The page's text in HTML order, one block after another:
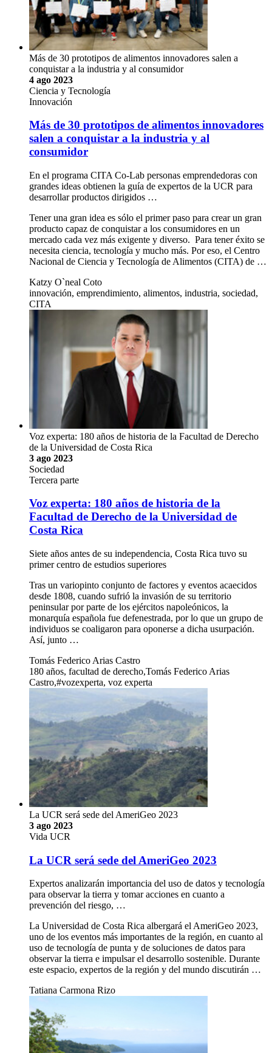
Más de 30 prototipos de alimentos innovadores salen a
conquistar a la industria y al consumidor
4 ago 2023
Ciencia y Tecnología
Innovación
Más de 30 prototipos de alimentos innovadores
salen a conquistar a la industria y al
consumidor
En el programa CITA Co-Lab personas emprendedoras con
grandes ideas obtienen la guía de expertos de la UCR para
desarrollar productos dirigidos …
Tener una gran idea es sólo el primer paso para crear un gran
producto capaz de conquistar a los consumidores en un
mercado cada vez más exigente y diverso. Para tener éxito se
necesita ciencia, tecnología y mucho más. Por eso, el Centro
Nacional de Ciencia y Tecnología de Alimentos (CITA) de …
Katzy O`neal Coto
innovación, emprendimiento, alimentos, industria, sociedad,
CITA
Voz experta: 180 años de historia de la Facultad de Derecho
de la Universidad de Costa Rica
3 ago 2023
Sociedad
Tercera parte
Voz experta: 180 años de historia de la
Facultad de Derecho de la Universidad de
Costa Rica
Siete años antes de su independencia, Costa Rica tuvo su
primer centro de estudios superiores
Tras un variopinto conjunto de factores y eventos acaecidos
desde 1808, cuando sufrió la invasión de su territorio
peninsular por parte de los ejércitos napoleónicos, la
monarquía española fue defenestrada, por lo que un grupo de
individuos se coaligaron para oponerse a dicha usurpación.
Así, junto …
Tomás Federico Arias Castro
180 años, facultad de derecho,Tomás Federico Arias
Castro,#vozexperta, voz experta
La UCR será sede del AmeriGeo 2023
3 ago 2023
Vida UCR
La UCR será sede del AmeriGeo 2023
Expertos analizarán importancia del uso de datos y tecnología
para observar la tierra y tomar acciones en cuanto a
prevención del riesgo, …
La Universidad de Costa Rica albergará el AmeriGeo 2023,
uno de los eventos más importantes de la región, en cuanto al
uso de tecnología de punta y de soluciones de datos para
observar la tierra e impulsar el desarrollo sostenible. Durante
este espacio, expertos de la región y del mundo discutirán …
Tatiana Carmona Rizo